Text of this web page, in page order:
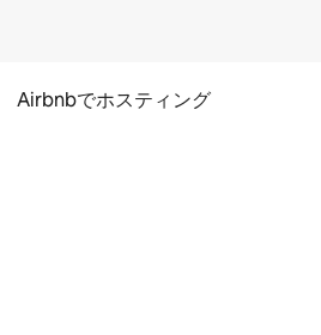
Airbnbでホスティング